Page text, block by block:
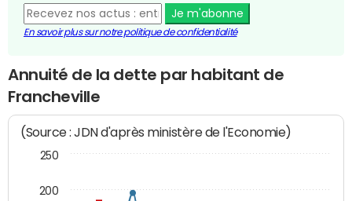
Je m'abonne
En savoir plus sur notre politique de confidentialité
Annuité de la dette par habitant de
Francheville
(Source : JDN d'après ministère de l'Economie)
200
250